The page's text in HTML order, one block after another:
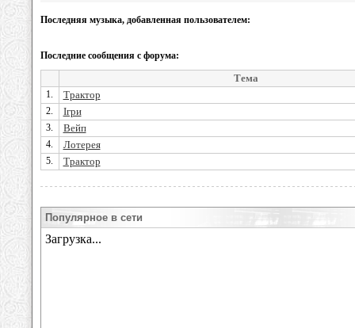
Последняя музыка, добавленная пользователем:
Последние сообщения с форума:
Тема
1. Трактор
2. Ігри
3. Вейп
4. Лотерея
5. Трактор
Популярное в сети